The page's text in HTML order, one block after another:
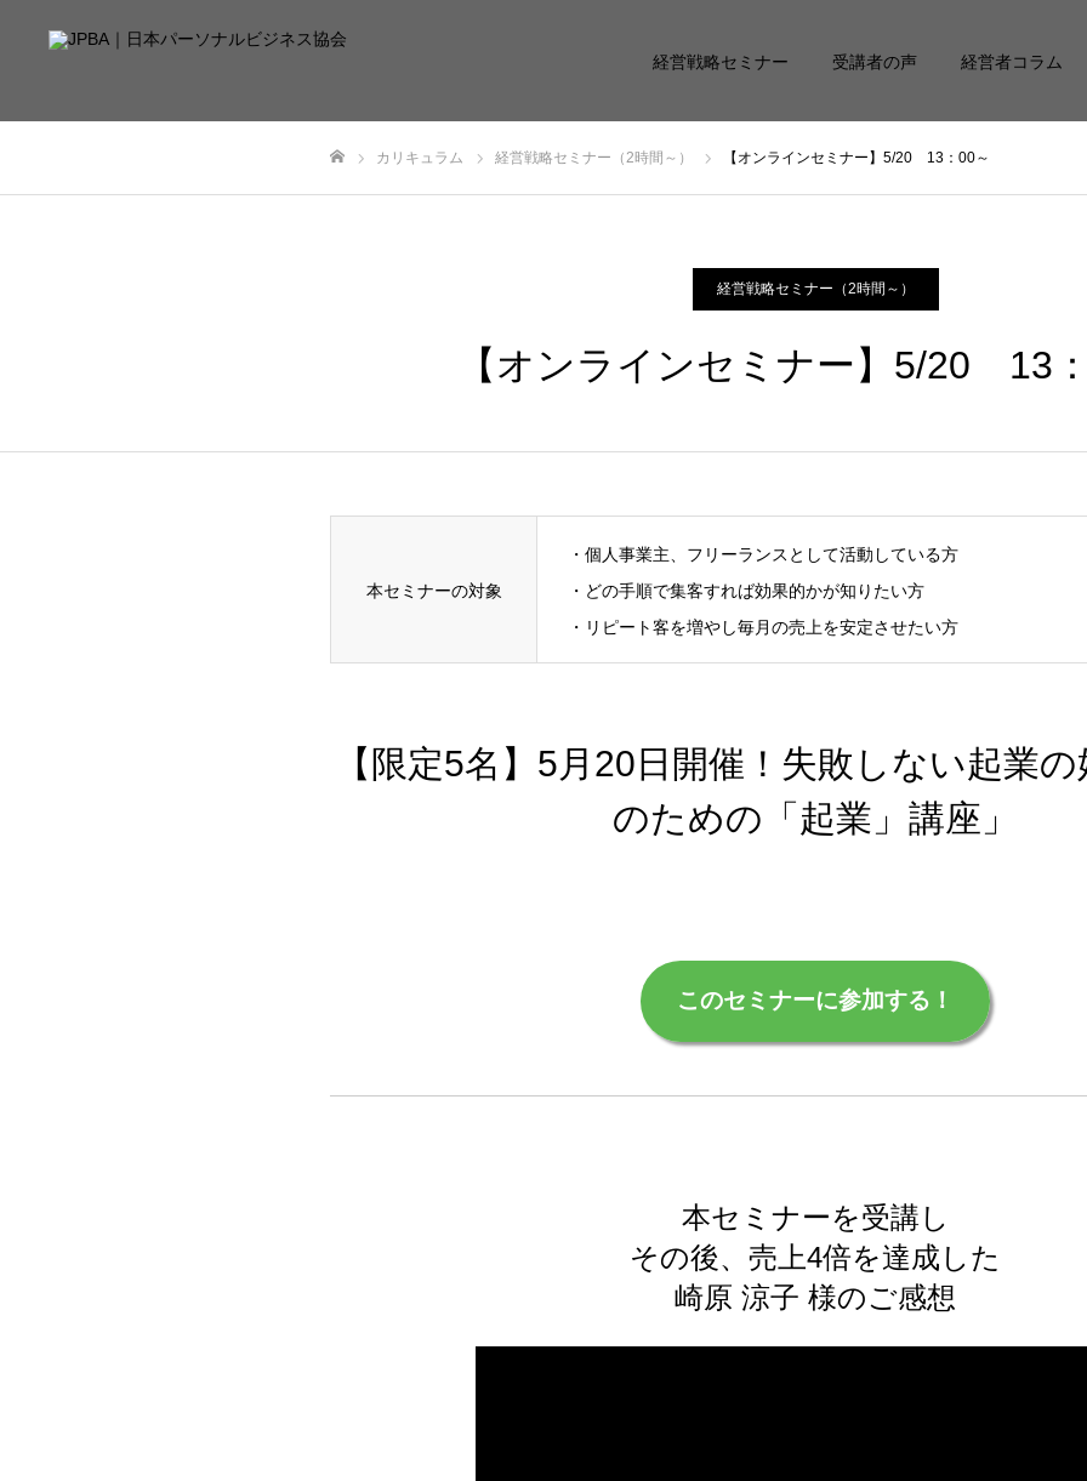
経営戦略セミナー 受講者の声 経営者コラム
カリキュラム 経営戦略セミナー（2時間～） 【オンラインセミナー】5/20 13：00～
経営戦略セミナー（2時間～）
【オンラインセミナー】5/20 13
本セミナーの対象
・個人事業主、フリーランスとして活動している方
・どの手順で集客すれば効果的かが知りたい方
・リピート客を増やし毎月の売上を安定させたい方
【限定5名】5月20日開催！失敗しない起業
のための「起業」講座」
このセミナーに参加する！
本セミナーを受講し
その後、売上4倍を達成した
崎原 涼子 様のご感想